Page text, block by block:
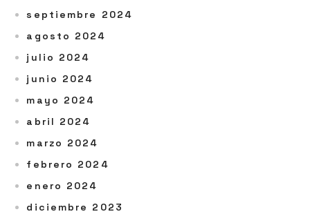
septiembre 2024
agosto 2024
julio 2024
junio 2024
mayo 2024
abril 2024
marzo 2024
febrero 2024
enero 2024
diciembre 2023